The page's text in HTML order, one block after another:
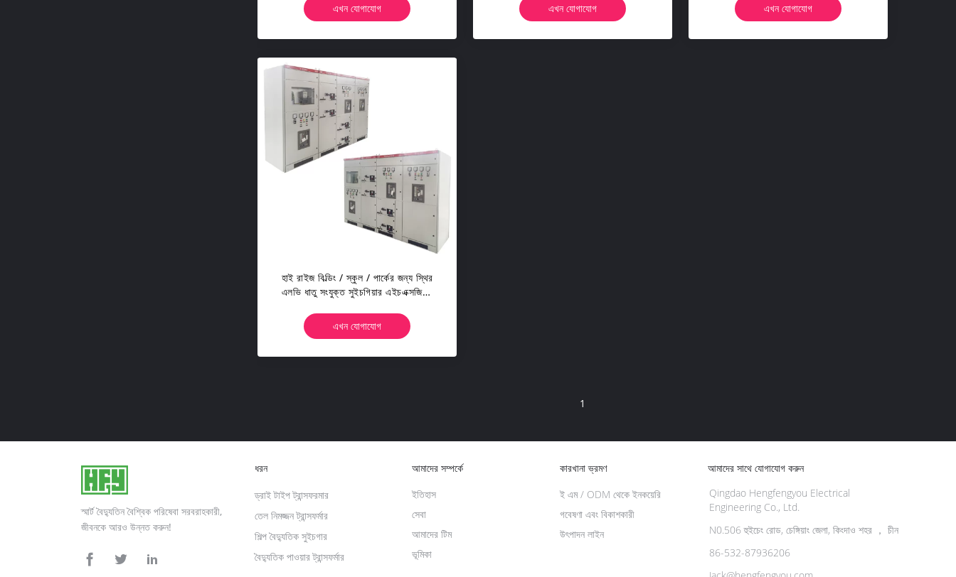
এখন যোগাযোগ
এখন যোগাযোগ এখন যোগাযোগ
হাই রাইজ বিল্ডিং / স্কুল / পার্কের জন্য স্থির
এলভি ধাতু সংযুক্ত সুইচগিয়ার এইচএক্সজিএন
এখন যোগাযোগ
1
স্মার্ট বৈদ্যুতিন বৈশ্বিক পরিষেবা সরবরাহকারী,
জীবনকে আরও উন্নত করুন!
ধরন
বৈদ্যুতিক পাওয়ার ট্রান্সফর্মার
ড্রাই টাইপ ট্রান্সফরমার
তেল নিমজ্জন ট্রান্সফর্মার
শিল্প বৈদ্যুতিক সুইচগার
আমাদের সম্পর্কে
ভূমিকা
ইতিহাস
সেবা
আমাদের টিম
কারখানা ভ্রমণ
উৎপাদন লাইন
ই এম / ODM থেকে ইনকয়েরি
গবেষণা এবং বিকাশকারী
আমাদের সাথে যোগাযোগ করুন
Qingdao Hengfengyou Electrical
Engineering Co., Ltd.
N0.506 হুইচেং রোড, চেঙ্গিয়াং জেলা, কিংদাও শহর ， চীন
86-532-87936206